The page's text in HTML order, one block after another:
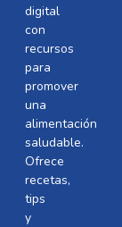
digital
con
recursos
para
promover
una
alimentación
saludable.
Ofrece
recetas,
tips
y